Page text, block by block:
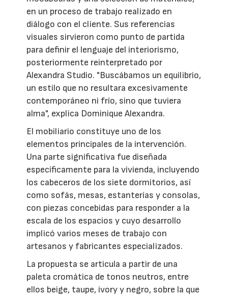
en un proceso de trabajo realizado en
diálogo con el cliente. Sus referencias
visuales sirvieron como punto de partida
para definir el lenguaje del interiorismo,
posteriormente reinterpretado por
Alexandra Studio. "Buscábamos un equilibrio,
un estilo que no resultara excesivamente
contemporáneo ni frío, sino que tuviera
alma", explica Dominique Alexandra.
El mobiliario constituye uno de los
elementos principales de la intervención.
Una parte significativa fue diseñada
específicamente para la vivienda, incluyendo
los cabeceros de los siete dormitorios, así
como sofás, mesas, estanterías y consolas,
con piezas concebidas para responder a la
escala de los espacios y cuyo desarrollo
implicó varios meses de trabajo con
artesanos y fabricantes especializados.
La propuesta se articula a partir de una
paleta cromática de tonos neutros, entre
ellos beige, taupe, ivory y negro, sobre la que